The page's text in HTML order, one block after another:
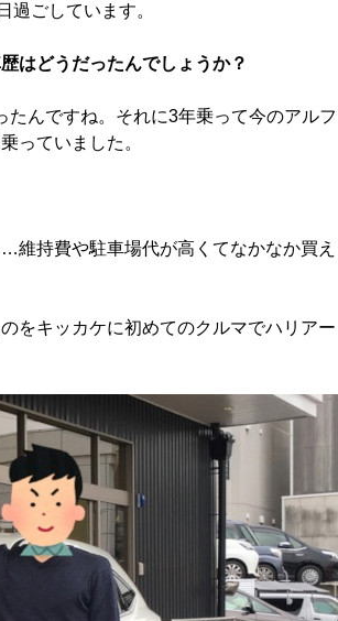
ごしています。
はどうだったんでしょうか？
たんですね。それに3年乗って今のアルフ
っていました。
持費や駐車場代が高くてなかなか買え
をキッカケに初めてのクルマでハリアー